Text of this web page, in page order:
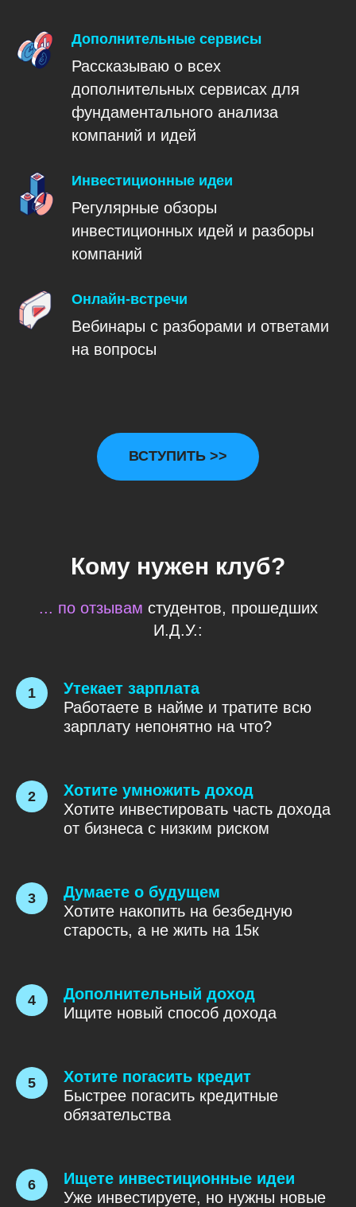
Дополнительные сервисы
Рассказываю о всех
дополнительных сервисах для
фундаментального анализа
компаний и идей
Инвестиционные идеи
Регулярные обзоры
инвестиционных идей и разборы
компаний
Онлайн-встречи
Вебинары с разборами и ответами
на вопросы
ВСТУПИТЬ >>
Кому нужен клуб?
... по отзывам студентов, прошедших
И.Д.У.:
Утекает зарплата
Работаете в найме и тратите всю
зарплату непонятно на что?
Хотите умножить доход
Хотите инвестировать часть дохода
от бизнеса с низким риском
Думаете о будущем
Хотите накопить на безбедную
старость, а не жить на 15к
Дополнительный доход
Ищите новый способ дохода
Хотите погасить кредит
Быстрее погасить кредитные
обязательства
Ищете инвестиционные идеи
Уже инвестируете, но нужны новые